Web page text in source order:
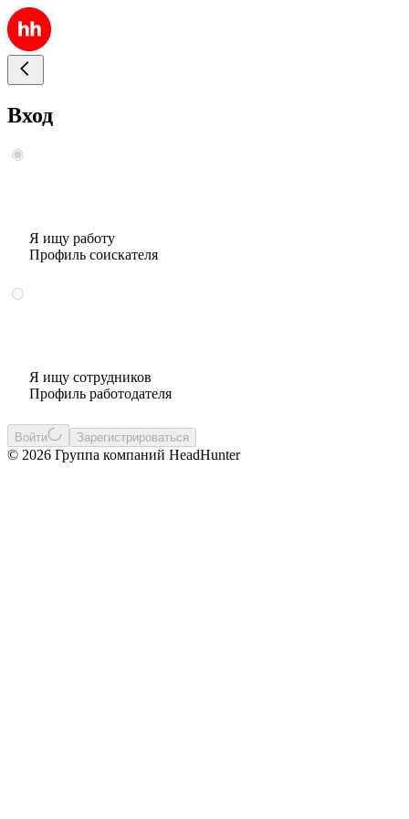
Вход
Я ищу работу
Профиль соискателя
Я ищу сотрудников
Профиль работодателя
Войти Зарегистрироваться
© 2026 Группа компаний HeadHunter